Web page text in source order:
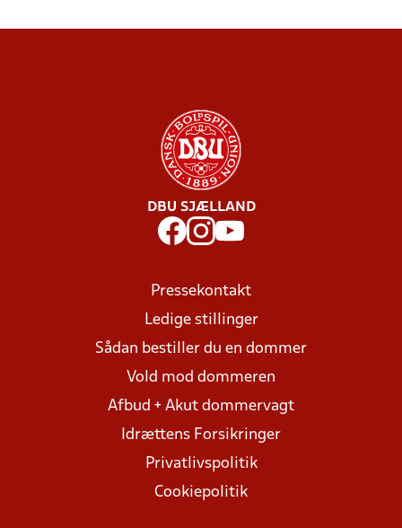
DBU SJÆLLAND
Pressekontakt
Ledige stillinger
Sådan bestiller du en dommer
Vold mod dommeren
Afbud + Akut dommervagt
Idrættens Forsikringer
Privatlivspolitik
Cookiepolitik